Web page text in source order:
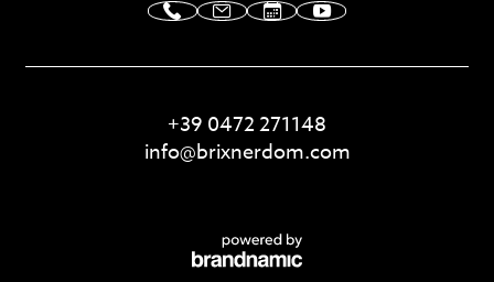
+39 0472 271148
info@brixnerdom.com